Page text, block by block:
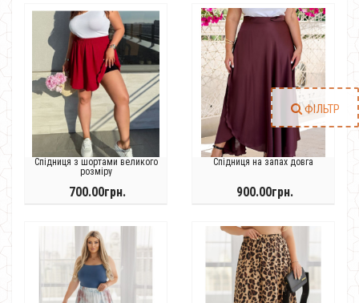
ФІЛЬТР
Спідниця з шортами великого
розміру
700.00грн.
Спідниця на запах довга
900.00грн.